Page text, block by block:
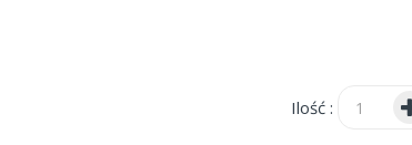
Ilość :